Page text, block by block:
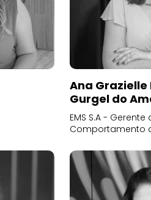
Ana
Gurgel do
EMS S.A -
Comportamento